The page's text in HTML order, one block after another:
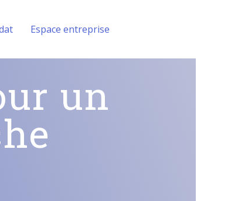
Espace entreprise
un